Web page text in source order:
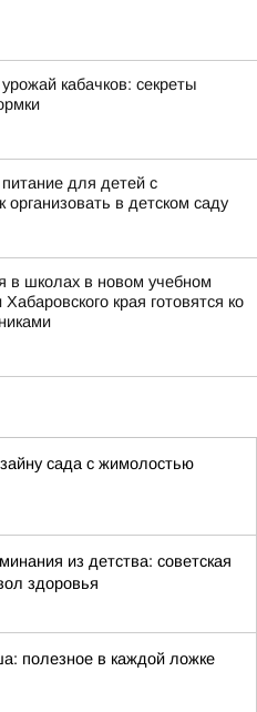
кабачков: секреты
для детей с
организовать в детском саду
в школах в новом учебном
Хабаровского края готовятся ко
сада с жимолостью
из детства: советская
здоровья
полезное в каждой ложке